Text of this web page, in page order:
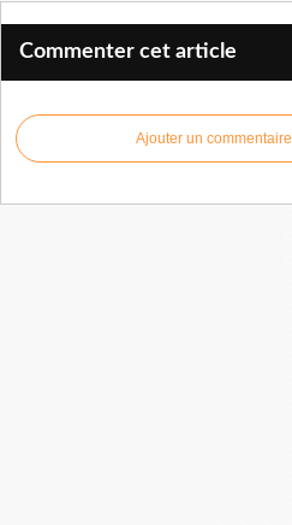
Commenter cet article
Ajouter un commentaire